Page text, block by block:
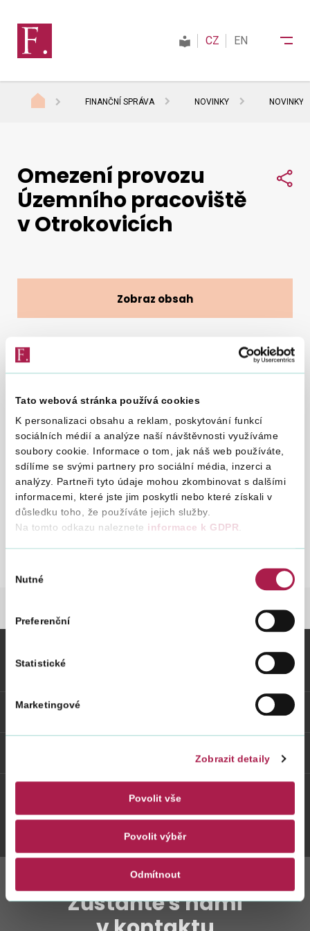
Tato webová stránka používá cookies
K personalizaci obsahu a reklam, poskytování funkcí
sociálních médií a analýze naší návštěvnosti využíváme
soubory cookie. Informace o tom, jak náš web používáte,
sdílíme se svými partnery pro sociální média, inzerci a
analýzy. Partneři tyto údaje mohou zkombinovat s dalšími
informacemi, které jste jim poskytli nebo které získali v
důsledku toho, že používáte jejich služby.
Na tomto odkazu naleznete informace k GDPR.
souhlasu
Nutné
Preferenční
Statistické
Marketingové
Zobrazit detaily
Povolit vše
Povolit výběr
Odmítnout
Daně
Mezinárodní spolupráce
Vyhledat na webu
CZ EN
FINANČNÍ SPRÁVA NOVINKY NOVINKY
7. 9. 2023
Z důvodu plánovaných servisních prací dojde v
pondělí dne 11. 9. 2023 od 12:00 do odpoledních
hodin na Územním pracovišti v Otrokovicích k
přerušení telefonického spojení. Pracoviště nebude
po tuto dobu telefonicky dostupné.
Za případné komplikace se omlouváme.
Omezení provozu
Územního pracoviště
v Otrokovicích
Zobraz obsah
NOVINKY
Vybrané informace
Odkazy
Zůstaňte s námi